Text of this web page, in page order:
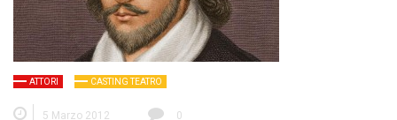
ATTORI CASTING TEATRO
5 Marzo 2012 0